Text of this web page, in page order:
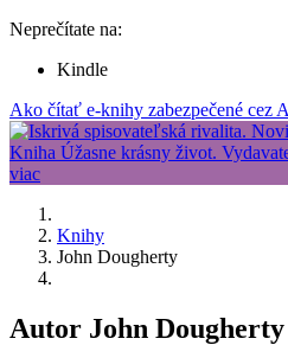
Neprečítate na:
Kindle
Ako čítať e-knihy zabezpečené cez
Knihy
John Dougherty
Autor John Dougherty